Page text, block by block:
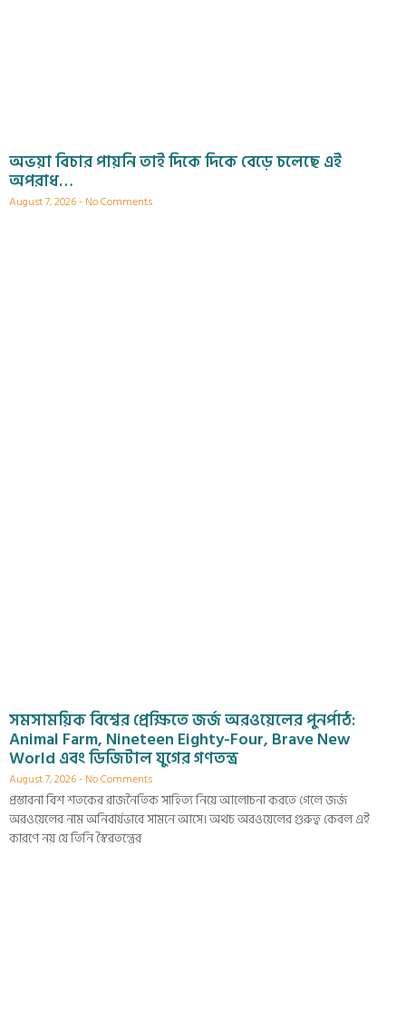
অভয়া বিচার পায়নি তাই দিকে দিকে বেড়ে চলেছে এই
অপরাধ…
August 7, 2026 No Comments
সমসাময়িক বিশ্বের প্রেক্ষিতে জর্জ অরওয়েলের পুনর্পাঠ:
Animal Farm, Nineteen Eighty-Four, Brave New
World এবং ডিজিটাল যুগের গণতন্ত্র
August 7, 2026 No Comments
প্রস্তাবনা বিশ শতকের রাজনৈতিক সাহিত্য নিয়ে আলোচনা করতে গেলে জর্জ
অরওয়েলের নাম অনিবার্যভাবে সামনে আসে। অথচ অরওয়েলের গুরুত্ব কেবল এই
কারণে নয় যে তিনি স্বৈরতন্ত্রের